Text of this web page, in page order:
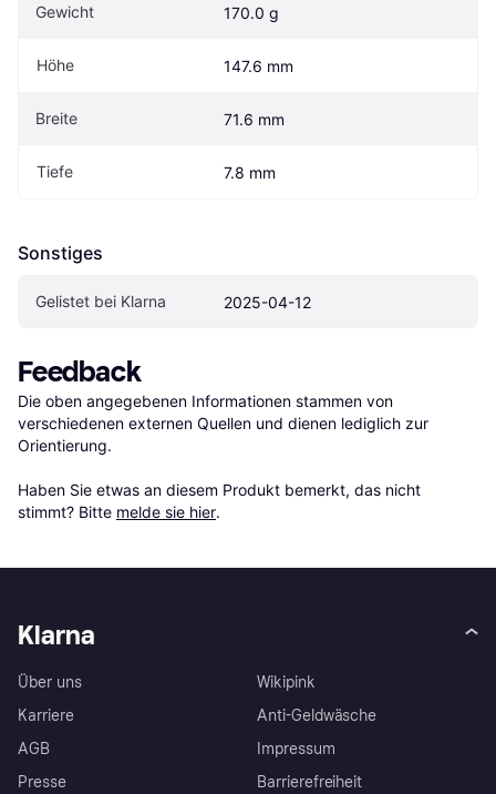
Gewicht 170.0 g
Höhe 147.6 mm
Breite 71.6 mm
Tiefe 7.8 mm
Sonstiges
Gelistet bei Klarna 2025-04-12
Feedback
Die oben angegebenen Informationen stammen von
verschiedenen externen Quellen und dienen lediglich zur
Orientierung.
Haben Sie etwas an diesem Produkt bemerkt, das nicht
stimmt? Bitte melde sie hier.
Klarna
Über uns
Karriere
AGB
Presse
Wikipink
Anti-Geldwäsche
Impressum
Barrierefreiheit